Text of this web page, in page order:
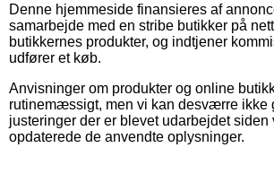
Denne hjemmeside finansieres af
samarbejde med en stribe butikker på
butikkernes produkter, og indtjener
udfører et køb.
Anvisninger om produkter og online
rutinemæssigt, men vi kan desværre ikke
justeringer der er blevet udarbejdet siden
opdaterede de anvendte oplysninger.